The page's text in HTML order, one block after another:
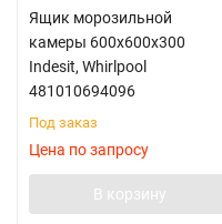
Ящик морозильной
камеры 600x600x300
Indesit, Whirlpool
481010694096
Под заказ
Цена по запросу
В корзину